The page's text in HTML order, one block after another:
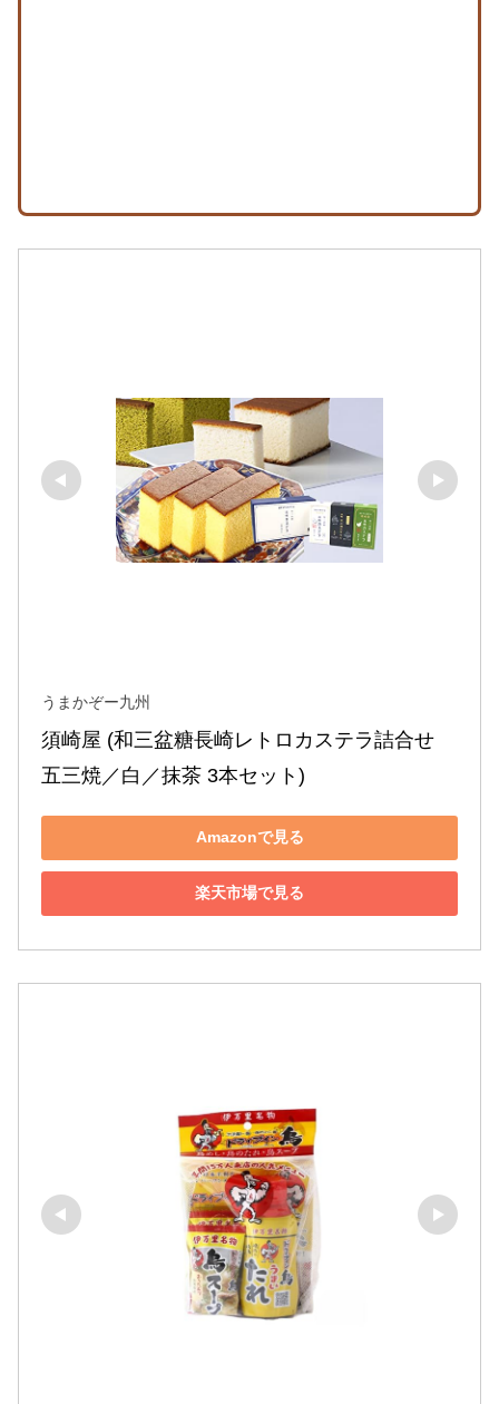
うまかぞー九州
須崎屋 (和三盆糖長崎レトロカステラ詰合せ
五三焼／白／抹茶 3本セット)
Amazonで見る
楽天市場で見る